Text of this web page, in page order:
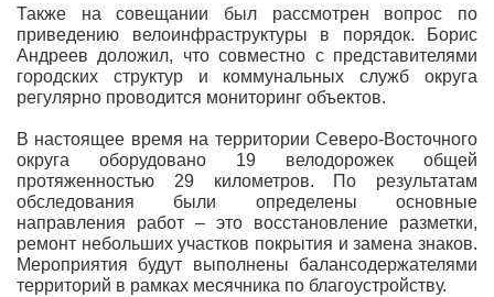
Также на совещании был рассмотрен вопрос по
приведению велоинфраструктуры в порядок. Борис
Андреев доложил, что совместно с представителями
городских структур и коммунальных служб округа
регулярно проводится мониторинг объектов.
В настоящее время на территории Северо-Восточного
округа оборудовано 19 велодорожек общей
протяженностью 29 километров. По результатам
обследования были определены основные
направления работ – это восстановление разметки,
ремонт небольших участков покрытия и замена знаков.
Мероприятия будут выполнены балансодержателями
территорий в рамках месячника по благоустройству.